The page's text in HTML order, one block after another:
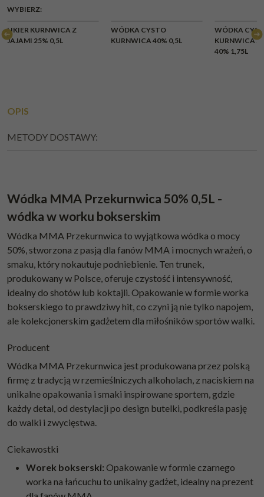
WYBIERZ:
LIKIER KURNWICA Z
JAJAMI 25% 0,5L
WÓDKA CYSTO
KURNWICA 40% 0,5L
WÓDKA
KURNWICA Z
40% 1,75L
OPIS
METODY DOSTAWY:
Wódka MMA Przekurnwica 50% 0,5L -
wódka w worku bokserskim
Wódka MMA Przekurnwica to wyjątkowa wódka o mocy
50%, stworzona z pasją dla fanów MMA i mocnych wrażeń, o
smaku, który nokautuje podniebienie. Ten trunek,
produkowany w Polsce, oferuje czystość i intensywność,
idealny do shotów lub koktajli. Opakowanie w formie worka
bokserskiego to prawdziwy hit, co czyni ją nie tylko napojem,
ale kolekcjonerskim gadżetem dla miłośników sportów walki.
Producent
Wódka MMA Przekurnwica jest produkowana przez polską
firmę z tradycją w rzemieślniczych alkoholach, z naciskiem na
unikalne opakowania i smaki inspirowane sportem, gdzie
każdy detal, od destylacji po design butelki, podkreśla pasję
do walki i zwycięstwa.
Ciekawostki
Worek bokserski: Opakowanie w formie czarnego
worka na łańcuchu to unikalny gadżet, idealny na prezent